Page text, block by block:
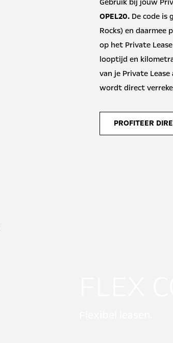
Gebruik bij jouw
OPEL20. De code is
Rocks) en daarmee
op het Private
looptijd en
van je Private
wordt direct
PROFITEER